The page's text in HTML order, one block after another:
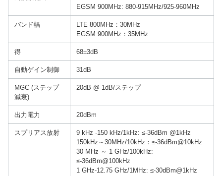
EGSM 900MHz: 880-915MHz/925-960MHz
バンド幅
LTE 800MHz：30MHz
EGSM 900MHz：35MHz
得 68±3dB
自動ゲイン制御 31dB
MGC (ステップ
減衰)
20dB @ 1dB/ステップ
出力電力 20dBm
スプリアス放射
9 kHz -150 kHz/1kHz: ≤-36dBm @1kHz
150kHz～30MHz/10kHz：≤-36dBm@10kHz
30 MHz ～ 1 GHz/100kHz:
≤-36dBm@100kHz
1 GHz-12.75 GHz/1MHz: ≤-30dBm@1kHz